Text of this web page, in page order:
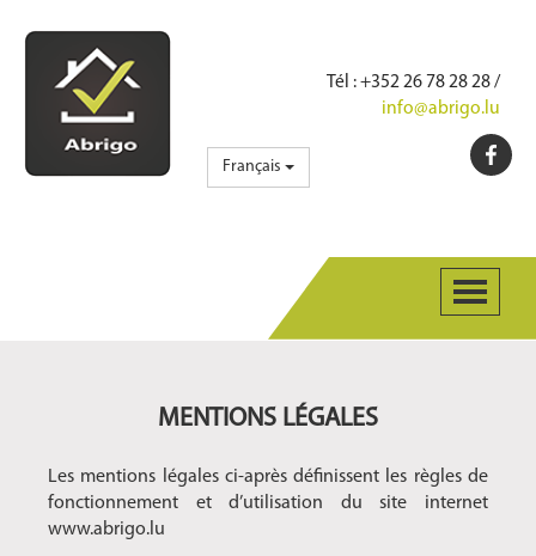
Tél : +352 26 78 28 28 /
info@abrigo.lu
Français
MENTIONS LÉGALES
Les mentions légales ci-après définissent les règles de
fonctionnement et d’utilisation du site internet
www.abrigo.lu